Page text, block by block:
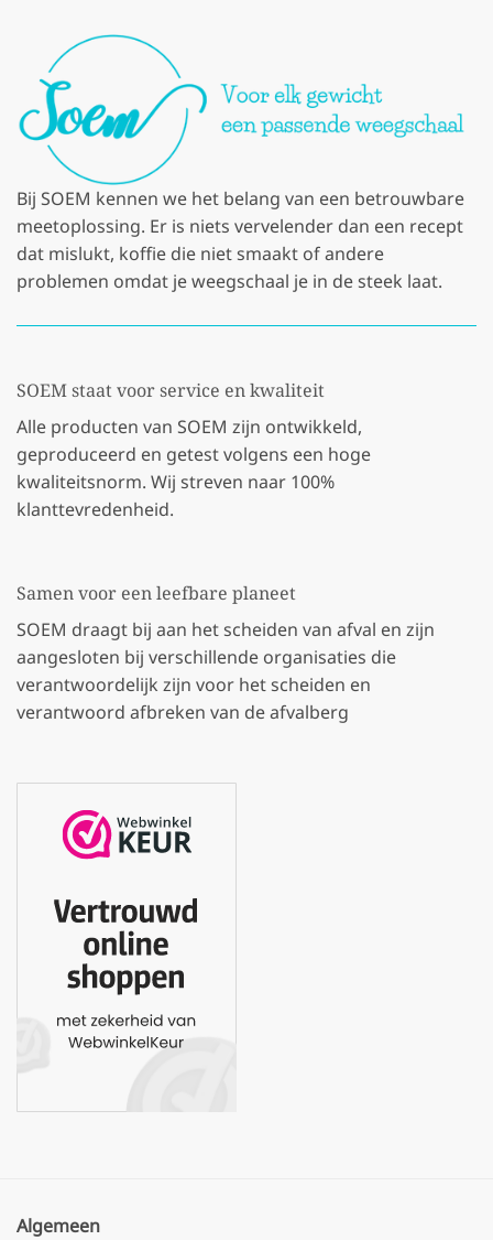
Bij SOEM kennen we het belang van een betrouwbare
meetoplossing. Er is niets vervelender dan een recept
dat mislukt, koffie die niet smaakt of andere
problemen omdat je weegschaal je in de steek laat.
SOEM staat voor service en kwaliteit
Alle producten van SOEM zijn ontwikkeld,
geproduceerd en getest volgens een hoge
kwaliteitsnorm. Wij streven naar 100%
klanttevredenheid.
Samen voor een leefbare planeet
SOEM draagt bij aan het scheiden van afval en zijn
aangesloten bij verschillende organisaties die
verantwoordelijk zijn voor het scheiden en
verantwoord afbreken van de afvalberg
Algemeen